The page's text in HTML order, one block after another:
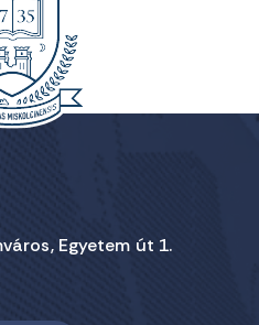
Egyetem út 1.